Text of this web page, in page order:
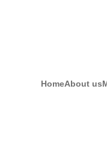
HomeAbout us